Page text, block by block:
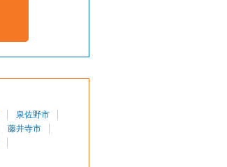
泉佐野市
藤井寺市